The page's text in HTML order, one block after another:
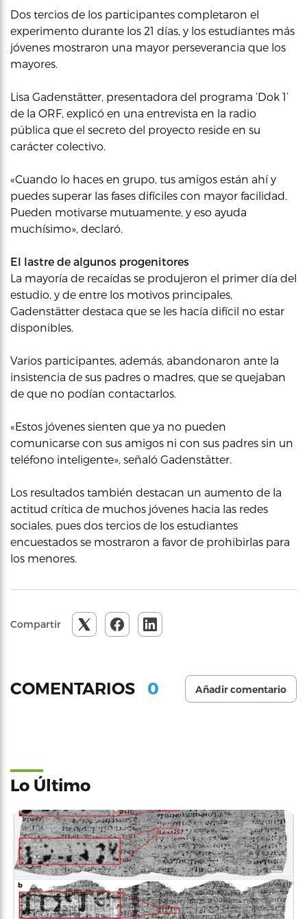
Dos tercios de los participantes completaron el
experimento durante los 21 días, y los estudiantes más
jóvenes mostraron una mayor perseverancia que los
mayores.
Lisa Gadenstätter, presentadora del programa ‘Dok 1’
de la ORF, explicó en una entrevista en la radio
pública que el secreto del proyecto reside en su
carácter colectivo.
«Cuando lo haces en grupo, tus amigos están ahí y
puedes superar las fases difíciles con mayor facilidad.
Pueden motivarse mutuamente, y eso ayuda
muchísimo», declaró.
El lastre de algunos progenitores
La mayoría de recaídas se produjeron el primer día del
estudio, y de entre los motivos principales,
Gadenstätter destaca que se les hacía difícil no estar
disponibles.
Varios participantes, además, abandonaron ante la
insistencia de sus padres o madres, que se quejaban
de que no podían contactarlos.
«Estos jóvenes sienten que ya no pueden
comunicarse con sus amigos ni con sus padres sin un
teléfono inteligente», señaló Gadenstätter.
Los resultados también destacan un aumento de la
actitud crítica de muchos jóvenes hacia las redes
sociales, pues dos tercios de los estudiantes
encuestados se mostraron a favor de prohibirlas para
los menores.
Compartir
COMENTARIOS 0 Añadir comentario
Lo Último